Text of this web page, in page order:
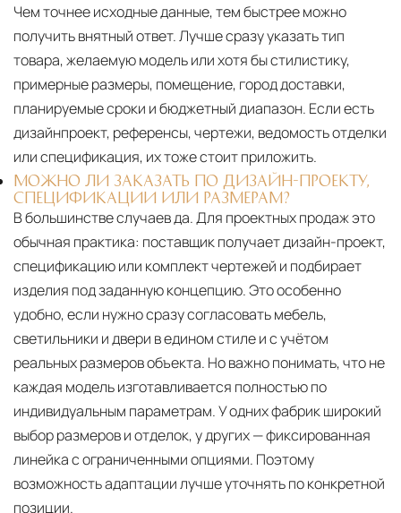
Чем точнее исходные данные, тем быстрее можно
получить внятный ответ. Лучше сразу указать тип
товара, желаемую модель или хотя бы стилистику,
примерные размеры, помещение, город доставки,
планируемые сроки и бюджетный диапазон. Если есть
дизайнпроект, референсы, чертежи, ведомость отделки
или спецификация, их тоже стоит приложить.
МОЖНО ЛИ ЗАКАЗАТЬ ПО ДИЗАЙН-ПРОЕКТУ,
СПЕЦИФИКАЦИИ ИЛИ РАЗМЕРАМ?
В большинстве случаев да. Для проектных продаж это
обычная практика: поставщик получает дизайн-проект,
спецификацию или комплект чертежей и подбирает
изделия под заданную концепцию. Это особенно
удобно, если нужно сразу согласовать мебель,
светильники и двери в едином стиле и с учётом
реальных размеров объекта. Но важно понимать, что не
каждая модель изготавливается полностью по
индивидуальным параметрам. У одних фабрик широкий
выбор размеров и отделок, у других — фиксированная
линейка с ограниченными опциями. Поэтому
возможность адаптации лучше уточнять по конкретной
позиции.